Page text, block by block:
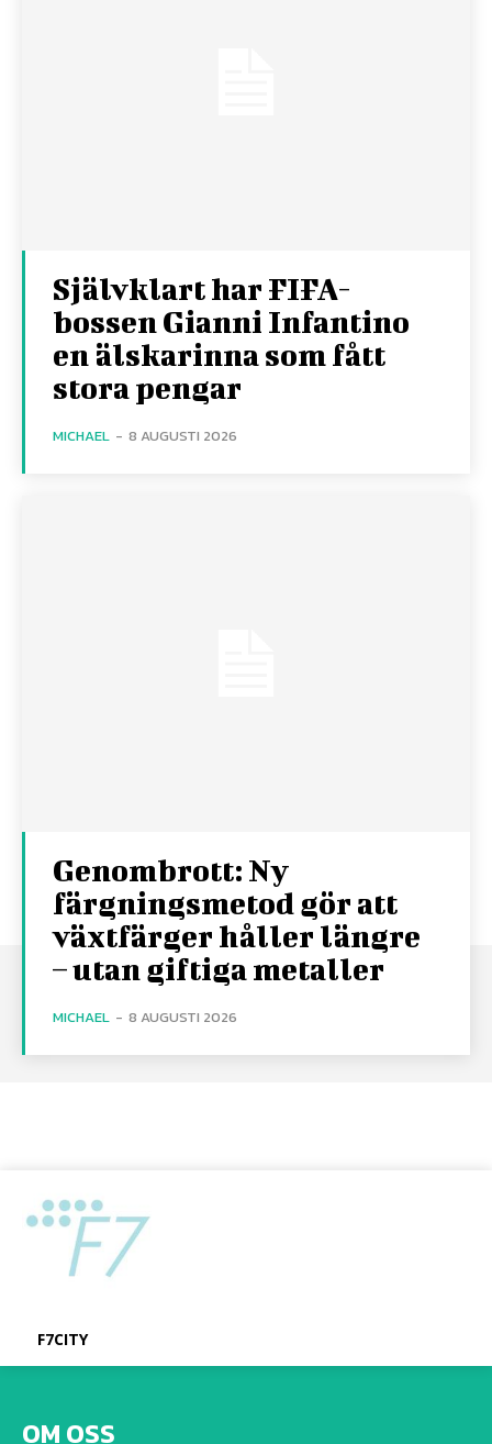
Självklart har FIFA-
bossen Gianni Infantino
en älskarinna som fått
stora pengar
MICHAEL - 8 AUGUSTI 2026
Genombrott: Ny
färgningsmetod gör att
växtfärger håller längre
– utan giftiga metaller
MICHAEL - 8 AUGUSTI 2026
F7CITY
OM OSS